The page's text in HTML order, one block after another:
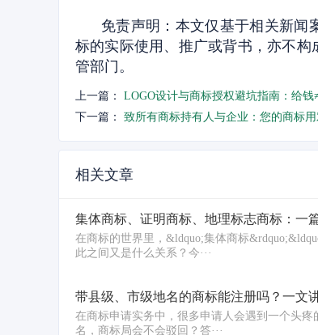
免责声明：本文仅基于相关新闻
标的实际使用、推广或背书，亦不
管部门。
上一篇：
LOGO设计与商标授权避坑指南：给
下一篇：
致所有商标持有人与企业：您的商标
相关文章
集体商标、证明商标、地理标志商标：一
在商标的世界里，&ldquo;集体商标
此之间又是什么关系？今···
带县级、市级地名的商标能注册吗？一文
在商标申请实务中，很多申请人会遇到一个头
名，商标局会不会驳回？答···